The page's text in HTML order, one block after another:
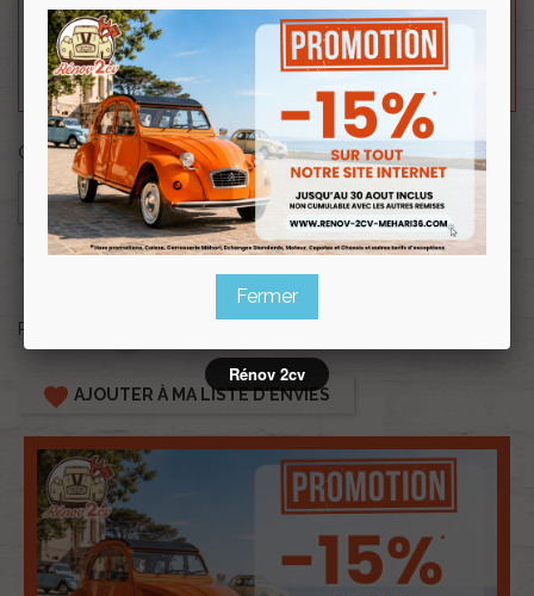
? N'hésitez pas à contacter notre service
technique au
0254 277 154 ou par mail à
renov2cv.technique@gmail.com.
Quantité
 AJOUTER AU PANIER
 En stock
Partager
favorite AJOUTER À MA LISTE D'ENVIES
Fermer
Rénov 2cv